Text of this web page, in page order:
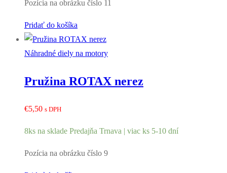
Pozícia na obrázku číslo 11
Pridať do košíka
Náhradné diely na motory
Pružina ROTAX nerez
€5,50 s DPH
8ks na sklade Predajňa Trnava | viac ks 5-10 dní
Pozícia na obrázku číslo 9